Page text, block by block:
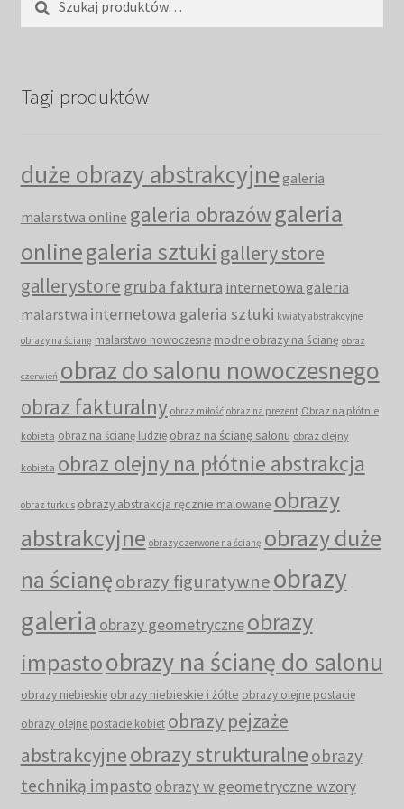
Tagi produktów
duże obrazy abstrakcyjne galeria
malarstwa online galeria obrazów galeria
onlinegaleria sztuki gallery store
gallerystore gruba faktura internetowa galeria
malarstwa internetowa galeria sztuki kwiaty abstrakcyjne
obrazy na ścianę malarstwo nowoczesne modne obrazy na ścianę obraz
czerwień obraz do salonu nowoczesnego
obraz fakturalny obraz miłość obraz na prezent Obraz na płótnie
kobieta obraz na ścianę ludzie obraz na ścianę salonu obraz olejny
kobieta obraz olejny na płótnie abstrakcja
obraz turkus obrazy abstrakcja ręcznie malowane obrazy
abstrakcyjne obrazy czerwone na ścianę obrazy duże
na ścianęobrazy figuratywneobrazy
galeria obrazy geometryczneobrazy
impastoobrazy na ścianę do salonu
obrazy niebieskie obrazy niebieskie i żółte obrazy olejne postacie
obrazy olejne postacie kobiet obrazy pejzaże
abstrakcyjneobrazy strukturalne obrazy
techniką impastoobrazy w geometryczne wzory